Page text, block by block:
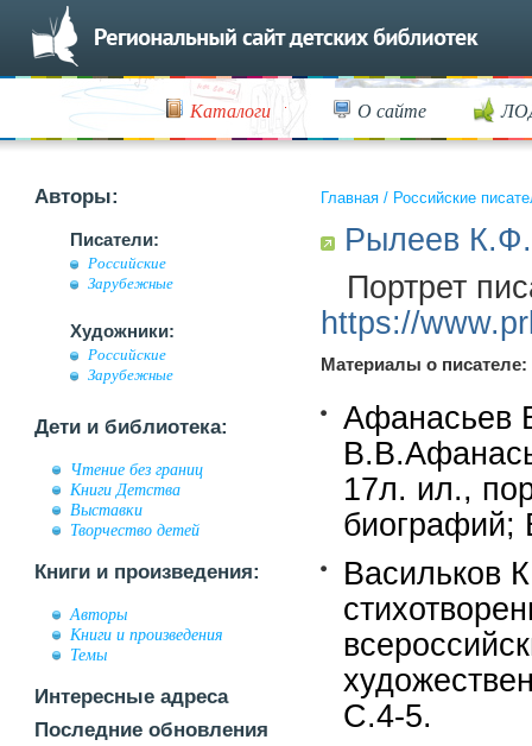
Каталоги О сайте
Авторы:
Писатели:
Российские
Зарубежные
Художники:
Российские
Зарубежные
Дети и библиотека:
Чтение без границ
Книги Детства
Выставки
Творчество детей
Книги и произведения:
Авторы
Книги и произведения
Темы
Интересные адреса
Последние обновления
Главная / Российские
Рылеев К.Ф.
Портрет
https://
Материалы о писателе:
Афанасьев
17л. ил.,
биографий;
Васильков
С.4-5.